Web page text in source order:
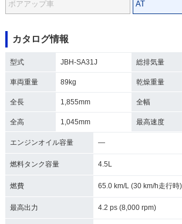
ボアアップ車 AT
カタログ情報
型式 JBH-SA31J 総排気量
車両重量 89kg 乾燥重量
全長 1,855mm 全幅
全高 1,045mm 最高速度
エンジンオイル容量 ―
燃料タンク容量 4.5L
燃費 65.0 km/L (30 km/h走行時)
最高出力 4.2 ps (8,000 rpm)